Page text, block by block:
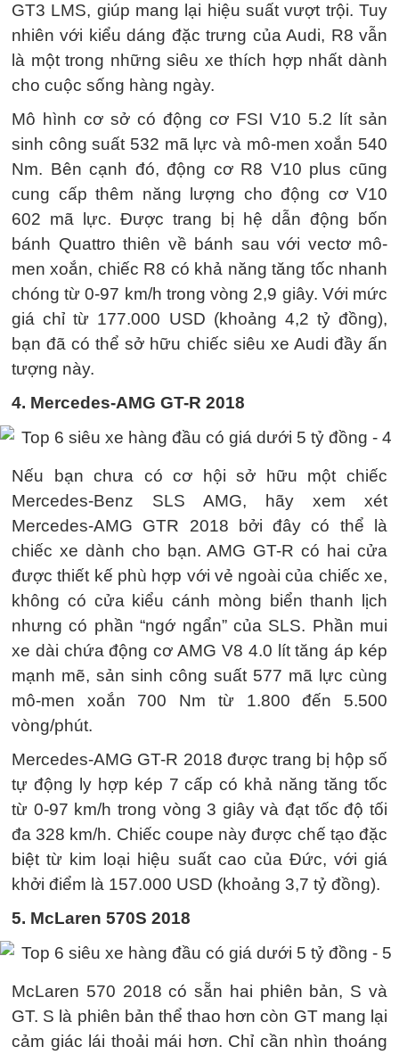
GT3 LMS, giúp mang lại hiệu suất vượt trội. Tuy
nhiên với kiểu dáng đặc trưng của Audi, R8 vẫn
là một trong những siêu xe thích hợp nhất dành
cho cuộc sống hàng ngày.
Mô hình cơ sở có động cơ FSI V10 5.2 lít sản
sinh công suất 532 mã lực và mô-men xoắn 540
Nm. Bên cạnh đó, động cơ R8 V10 plus cũng
cung cấp thêm năng lượng cho động cơ V10
602 mã lực. Được trang bị hệ dẫn động bốn
bánh Quattro thiên về bánh sau với vectơ mô-
men xoắn, chiếc R8 có khả năng tăng tốc nhanh
chóng từ 0-97 km/h trong vòng 2,9 giây. Với mức
giá chỉ từ 177.000 USD (khoảng 4,2 tỷ đồng),
bạn đã có thể sở hữu chiếc siêu xe Audi đầy ấn
tượng này.
4. Mercedes-AMG GT-R 2018
Nếu bạn chưa có cơ hội sở hữu một chiếc
Mercedes-Benz SLS AMG, hãy xem xét
Mercedes-AMG GTR 2018 bởi đây có thể là
chiếc xe dành cho bạn. AMG GT-R có hai cửa
được thiết kế phù hợp với vẻ ngoài của chiếc xe,
không có cửa kiểu cánh mòng biển thanh lịch
nhưng có phần “ngớ ngẩn” của SLS. Phần mui
xe dài chứa động cơ AMG V8 4.0 lít tăng áp kép
mạnh mẽ, sản sinh công suất 577 mã lực cùng
mô-men xoắn 700 Nm từ 1.800 đến 5.500
vòng/phút.
Mercedes-AMG GT-R 2018 được trang bị hộp số
tự động ly hợp kép 7 cấp có khả năng tăng tốc
từ 0-97 km/h trong vòng 3 giây và đạt tốc độ tối
đa 328 km/h. Chiếc coupe này được chế tạo đặc
biệt từ kim loại hiệu suất cao của Đức, với giá
khởi điểm là 157.000 USD (khoảng 3,7 tỷ đồng).
5. McLaren 570S 2018
McLaren 570 2018 có sẵn hai phiên bản, S và
GT. S là phiên bản thể thao hơn còn GT mang lại
cảm giác lái thoải mái hơn. Chỉ cần nhìn thoáng